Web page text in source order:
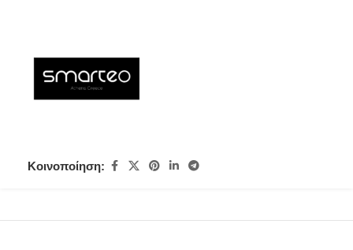
Κοινοποίηση: